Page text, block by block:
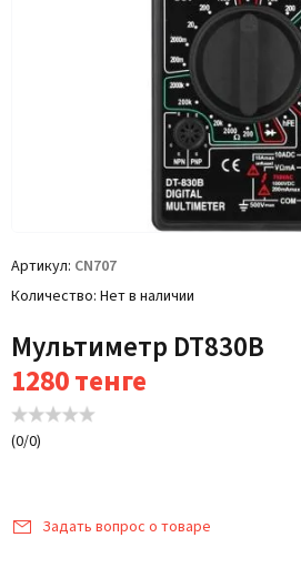
Артикул CN707
Количество Нет в наличии
Мультиметр DT830В
1280тенге
(0/0)
Задать вопрос о товаре